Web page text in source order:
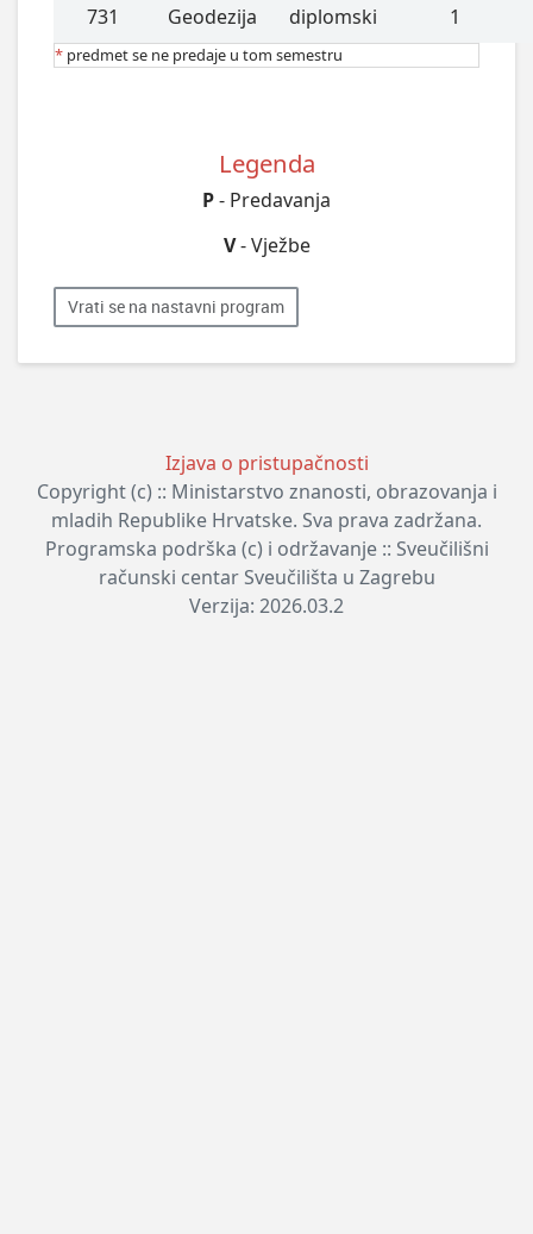
731 Geodezija diplomski 1
* predmet se ne predaje u tom semestru
Legenda
P- Predavanja
V- Vježbe
Vrati se na nastavni program
Izjava o pristupačnosti
Copyright (c) :: Ministarstvo znanosti, obrazovanja i
mladih Republike Hrvatske. Sva prava zadržana.
Programska podrška (c) i održavanje :: Sveučilišni
računski centar Sveučilišta u Zagrebu
Verzija: 2026.03.2